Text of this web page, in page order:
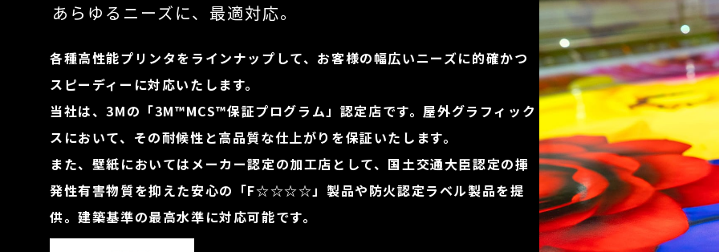
あらゆるニーズに、最適対応。
各種高性能プリンタをラインナップして、お客様の幅広いニーズに的確かつ
スピーディーに対応いたします。
当社は、3Mの「3M™MCS™保証プログラム」認定店です。屋外グラフィック
スにおいて、その耐候性と高品質な仕上がりを保証いたします。
また、壁紙においてはメーカー認定の加工店として、国土交通大臣認定の揮
発性有害物質を抑えた安心の「F☆☆☆☆」製品や防火認定ラベル製品を提
供。建築基準の最高水準に対応可能です。